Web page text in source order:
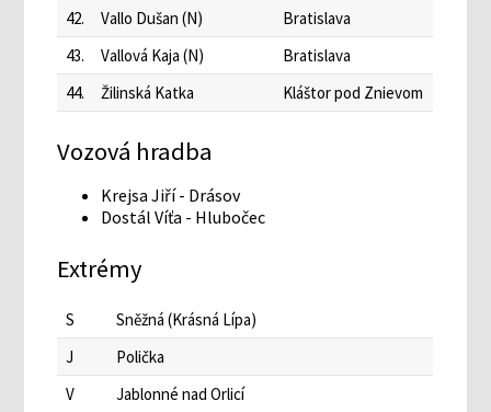
42.
Vallo Dušan (N)
Bratislava
43.
Vallová Kaja (N)
Bratislava
44.
Žilinská Katka Kláštor pod Znievom
Vozová hradba
Krejsa Jiří - Drásov
Dostál Víťa - Hlubočec
Extrémy
S
Sněžná (Krásná Lípa)
J
Polička
V
Jablonné nad Orlicí